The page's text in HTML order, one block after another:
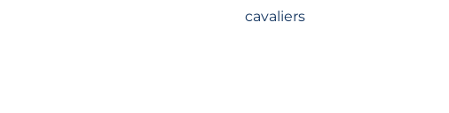
cavaliers